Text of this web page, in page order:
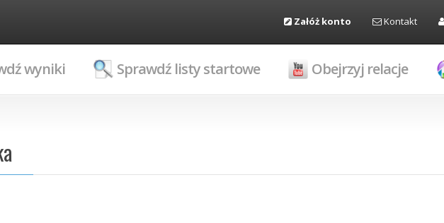
Załóż konto Kontakt
wyniki Sprawdź listy startowe Obejrzyj relacje